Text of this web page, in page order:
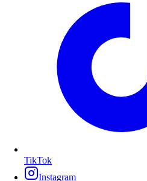
TikTok
Instagram